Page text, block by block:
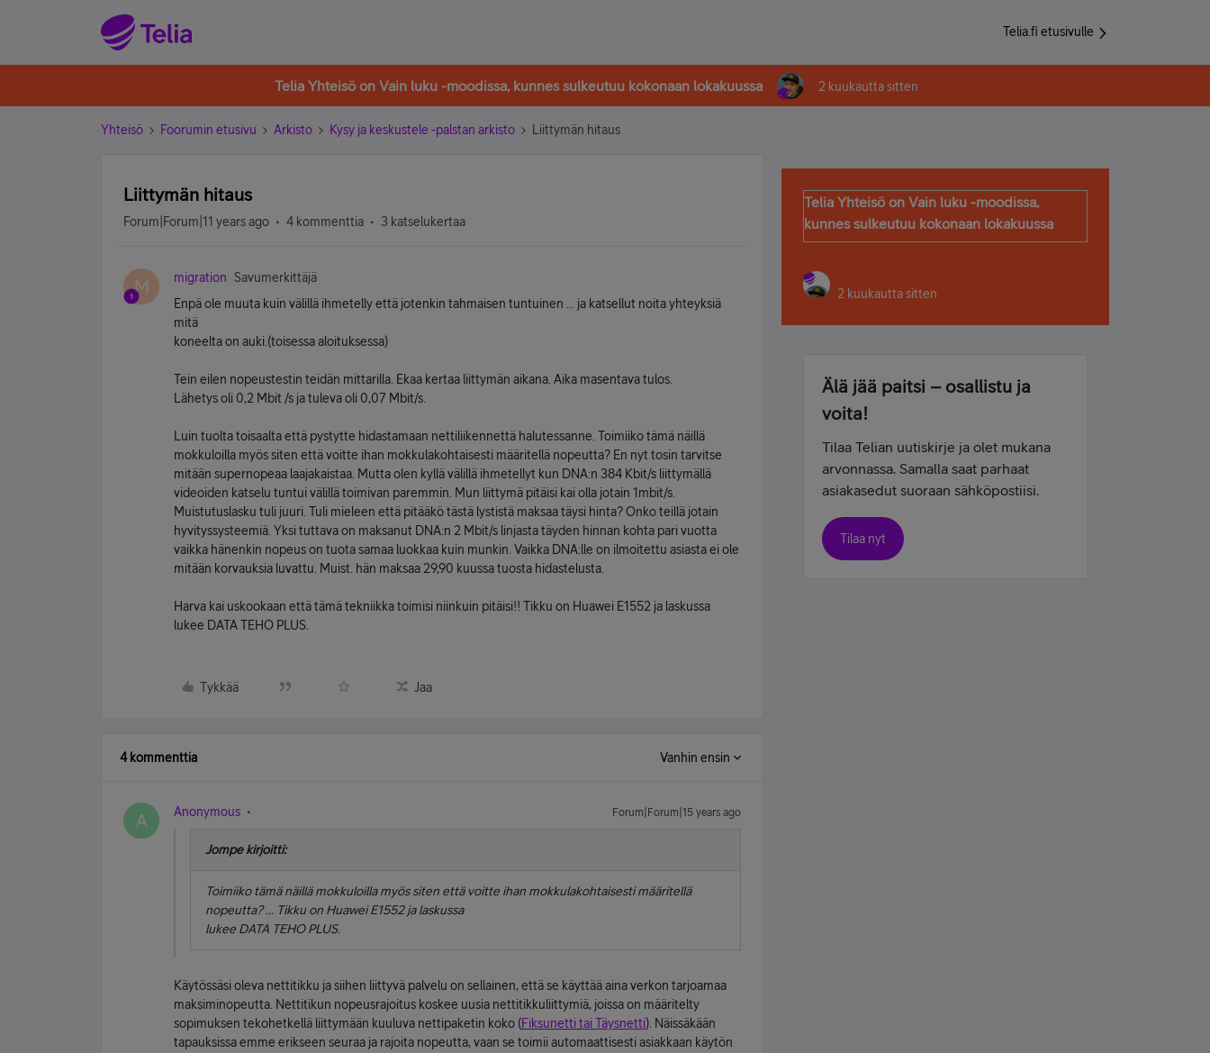
Telia.fi etusivulle
Telia Yhteisö on Vain luku -moodissa, kunnes sulkeutuu kokonaan lokakuussa 2 kuukautta sitten
Yhteisö Foorumin etusivu Arkisto Kysy ja keskustele -palstan arkisto Liittymän hitaus
Liittymän hitaus
Forum|Forum|11 years ago 4 kommenttia 3 katselukertaa
M migration
Savumerkittäjä
Enpä ole muuta kuin välillä ihmetelly että jotenkin tahmaisen tuntuinen ... ja katsellut noita yhteyksiä
mitä
koneelta on auki.(toisessa aloituksessa)
Tein eilen nopeustestin teidän mittarilla. Ekaa kertaa liittymän aikana. Aika masentava tulos.
Lähetys oli 0,2 Mbit /s ja tuleva oli 0,07 Mbit/s.
Luin tuolta toisaalta että pystytte hidastamaan nettiliikennettä halutessanne. Toimiiko tämä näillä
mokkuloilla myös siten että voitte ihan mokkulakohtaisesti määritellä nopeutta? En nyt tosin tarvitse
mitään supernopeaa laajakaistaa. Mutta olen kyllä välillä ihmetellyt kun DNA:n 384 Kbit/s liittymällä
videoiden katselu tuntui välillä toimivan paremmin. Mun liittymä pitäisi kai olla jotain 1mbit/s.
Muistutuslasku tuli juuri. Tuli mieleen että pitääkö tästä lystistä maksaa täysi hinta? Onko teillä jotain
hyvityssysteemiä. Yksi tuttava on maksanut DNA:n 2 Mbit/s linjasta täyden hinnan kohta pari vuotta
vaikka hänenkin nopeus on tuota samaa luokkaa kuin munkin. Vaikka DNA:lle on ilmoitettu asiasta ei ole
mitään korvauksia luvattu. Muist. hän maksaa 29,90 kuussa tuosta hidastelusta.
Harva kai uskookaan että tämä tekniikka toimisi niinkuin pitäisi!! Tikku on Huawei E1552 ja laskussa
lukee DATA TEHO PLUS.
Tykkää Jaa
4 kommenttia Vanhin ensin
A Anonymous Forum|Forum|15 years ago
Jompe kirjoitti:
Toimiiko tämä näillä mokkuloilla myös siten että voitte ihan mokkulakohtaisesti määritellä
nopeutta? ... Tikku on Huawei E1552 ja laskussa
lukee DATA TEHO PLUS.
Käytössäsi oleva nettitikku ja siihen liittyvä palvelu on sellainen, että se käyttää aina verkon tarjoamaa
maksiminopeutta. Nettitikun nopeusrajoitus koskee uusia nettitikkuliittymiä, joissa on määritelty
sopimuksen tekohetkellä liittymään kuuluva nettipaketin koko (Fiksunetti tai Täysnetti). Näissäkään
tapauksissa emme erikseen seuraa ja rajoita nopeutta, vaan se toimii automaattisesti asiakkaan käytön
Telia Yhteisö on Vain luku -moodissa,
kunnes sulkeutuu kokonaan lokakuussa
2 kuukautta sitten
Älä jää paitsi – osallistu ja
voita!
Tilaa Telian uutiskirje ja olet mukana
arvonnassa. Samalla saat parhaat
asiakasedut suoraan sähköpostiisi.
Tilaa nyt